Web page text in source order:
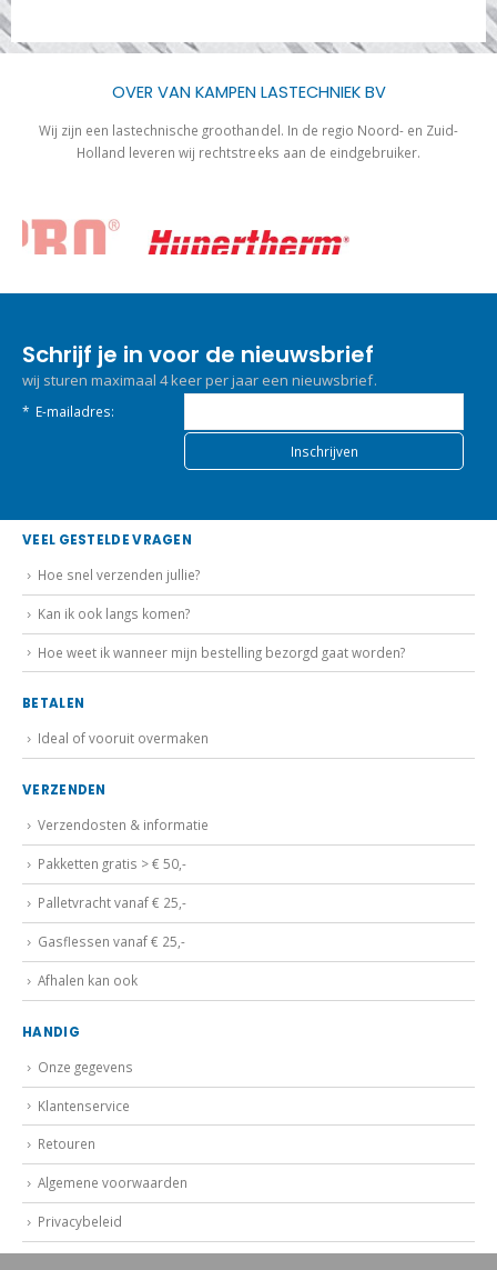
OVER VAN KAMPEN LASTECHNIEK BV
Wij zijn een lastechnische groothandel. In de regio Noord- en Zuid-
Holland leveren wij rechtstreeks aan de eindgebruiker.
Schrijf je in voor de nieuwsbrief
wij sturen maximaal 4 keer per jaar een nieuwsbrief.
* E-mailadres:
VEEL GESTELDE VRAGEN
Hoe snel verzenden jullie?
Kan ik ook langs komen?
Hoe weet ik wanneer mijn bestelling bezorgd gaat worden?
BETALEN
Ideal of vooruit overmaken
VERZENDEN
Verzendosten & informatie
Pakketten gratis > € 50,-
Palletvracht vanaf € 25,-
Gasflessen vanaf € 25,-
Afhalen kan ook
HANDIG
Onze gegevens
Klantenservice
Retouren
Algemene voorwaarden
Privacybeleid